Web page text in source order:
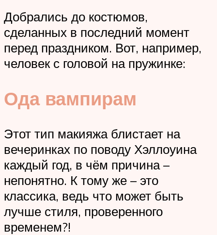
Добрались до костюмов,
сделанных в последний момент
перед праздником. Вот, например,
человек с головой на пружинке:
Ода вампирам
Этот тип макияжа блистает на
вечеринках по поводу Хэллоуина
каждый год, в чём причина –
непонятно. К тому же – это
классика, ведь что может быть
лучше стиля, проверенного
временем?!